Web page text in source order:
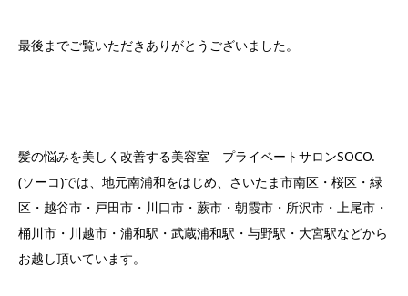
最後までご覧いただきありがとうございました。
髪の悩みを美しく改善する美容室 プライベートサロンSOCO.
(ソーコ)では、地元南浦和をはじめ、さいたま市南区・桜区・緑
区・越谷市・戸田市・川口市・蕨市・朝霞市・所沢市・上尾市・
桶川市・川越市・浦和駅・武蔵浦和駅・与野駅・大宮駅などから
お越し頂いています。